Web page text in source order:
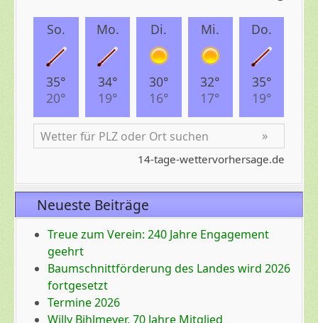
Neueste Beiträge
Treue zum Verein: 240 Jahre Engagement
geehrt
Baumschnittförderung des Landes wird 2026
fortgesetzt
Termine 2026
Willy Bihlmeyer, 70 Jahre Mitglied